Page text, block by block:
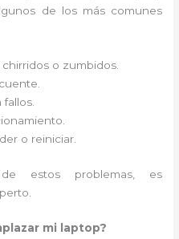
de los más comunes
o zumbidos.
o reiniciar.
estos problemas, es
mi laptop?